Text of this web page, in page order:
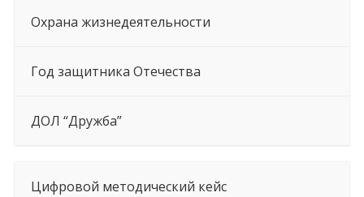
Охрана жизнедеятельности
Год защитника Отечества
ДОЛ “Дружба”
Цифровой методический кейс